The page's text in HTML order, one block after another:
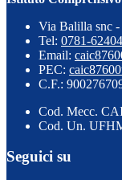
Via Balilla snc -
Tel: 0781-62404
Email:
PEC:
C.F.:
Cod. Mecc.
Cod. Un.
Seguici su